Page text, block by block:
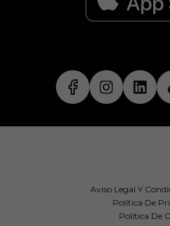
Aviso Legal Y
Política De
Política De